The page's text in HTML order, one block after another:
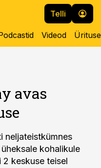
Telli
Videod
avas
neljateistkümnes
kohalikule
2 keskuse teisel